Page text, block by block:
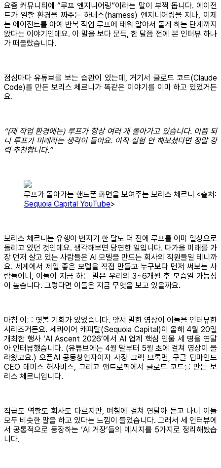
요즘 커뮤니티에 “루프 엔지니어링”이라는 말이 부쩍 돕니다. 에이전
트가 일할 환경을 짜주는 하네스(harness) 엔지니어링을 지나, 이제
는 에이전트를 아예 반복 작업 루프에 태워 알아서 돌게 하는 단계까지
왔다는 이야기인데요. 이 말을 보다 문득, 한 달쯤 전에 본 인터뷰 하나
가 떠올랐습니다.
점심마다 유튜브를 보는 습관이 있는데, 거기서 클로드 코드(Claude
Code)를 만든 보리스 체르니가 똑같은 이야기를 이미 하고 있었거든
요.
“(제 작업 환경에는) 루프가 항상 여러 개 돌아가고 있습니다. 이쯤 되
니 루프가 미래라는 생각이 들어요. 아직 실험 안 해보셨다면 정말 강
력 추천합니다.”
루프가 돌아가는 핸드폰 화면을 보여주는 보리스 체르니 <출처:
Sequoia Capital YouTube>
보리스 체르니는 유행이 번지기 한 달도 더 전에 루프를 이미 일상으로
돌리고 있던 것인데요. 생각해보면 당연한 일입니다. 다가올 미래를 가
장 먼저 살고 있는 사람들은 AI 모델을 만드는 회사의 직원들일 테니까
요. 세계에서 제일 좋은 모델을 직접 만들고 누구보다 먼저 써보는 사
람들이니, 이들이 지금 하는 말은 우리의 3~6개월 후 모습일 가능성
이 높습니다. 그렇다면 이들은 지금 무엇을 보고 있을까요.
마침 이를 엿볼 기회가 있었습니다. 앞서 말한 영상이 이들을 인터뷰한
시리즈거든요. 세콰이어 캐피탈(Sequoia Capital)이 올해 4월 20일
개최한 행사 ‘AI Ascent 2026’에서 AI 업계 핵심 인물 세 명을 연달
아 인터뷰했습니다. (유튜브에는 4월 말부터 5월 초에 걸쳐 영상이 올
라왔고요.) 오픈AI 공동창업자이자 사장 그렉 브록먼, 구글 딥마인드
CEO 데미스 허사비스, 그리고 앤트로픽에서 클로드 코드를 만든 보
리스 체르니입니다.
직급도 역할도 회사도 다르지만, 며칠에 걸쳐 연달아 듣고 나니 이들
모두 비슷한 말을 하고 있다는 느낌이 들었습니다. 그래서 세 인터뷰에
서 공통적으로 등장하는 ‘AI 거장’들의 메시지를 5가지로 정리해봤습
니다.